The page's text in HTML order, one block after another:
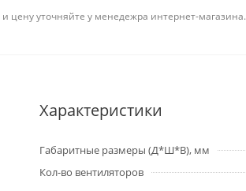
цену уточняйте у менедежра интернет-магазина.
Характеристики
Габаритные размеры (Д*Ш*В), мм
Кол-во вентиляторов